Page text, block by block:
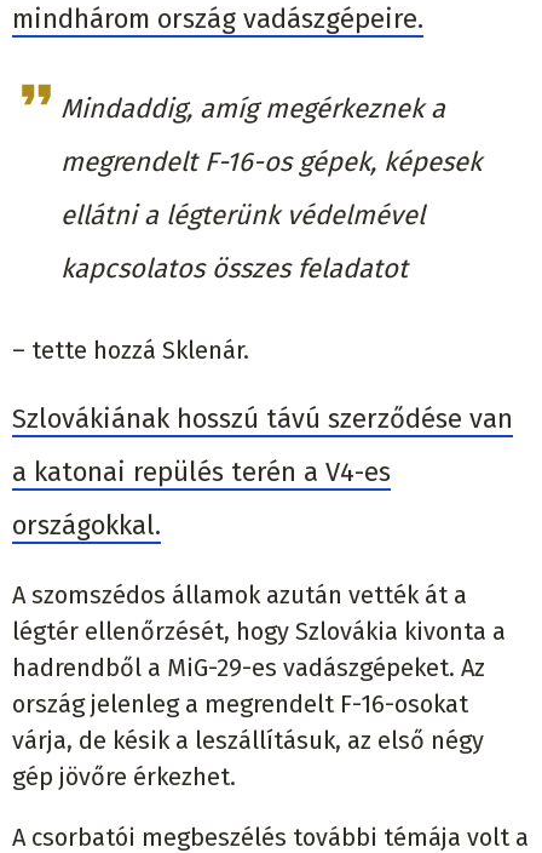
mindhárom ország vadászgépeire.
Mindaddig, amíg megérkeznek a
megrendelt F-16-os gépek, képesek
ellátni a légterünk védelmével
kapcsolatos összes feladatot
– tette hozzá Sklenár.
Szlovákiának hosszú távú szerződése van
a katonai repülés terén a V4-es
országokkal.
A szomszédos államok azután vették át a
légtér ellenőrzését, hogy Szlovákia kivonta a
hadrendből a MiG-29-es vadászgépeket. Az
ország jelenleg a megrendelt F-16-osokat
várja, de késik a leszállításuk, az első négy
gép jövőre érkezhet.
A csorbatói megbeszélés további témája volt a